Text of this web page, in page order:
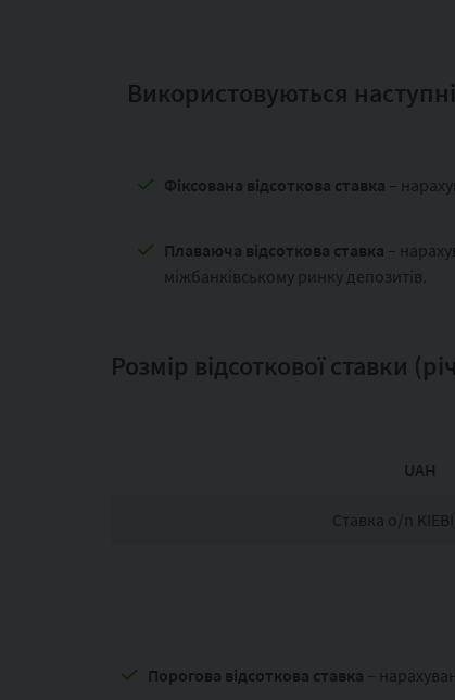
Використовуються
Фіксована відсоткова ставка –
Плаваюча відсоткова ставка –
міжбанківському ринку депозитів.
Розмір відсоткової ставки
UAH
Ставка o/n
Порогова відсоткова ставка –